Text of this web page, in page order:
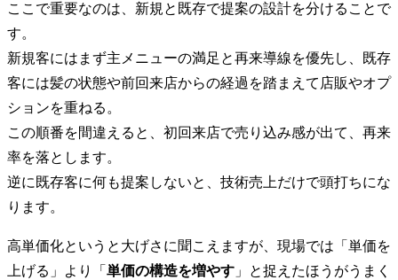
ここで重要なのは、新規と既存で提案の設計を分けることで
す。
新規客にはまず主メニューの満足と再来導線を優先し、既存
客には髪の状態や前回来店からの経過を踏まえて店販やオプ
ションを重ねる。
この順番を間違えると、初回来店で売り込み感が出て、再来
率を落とします。
逆に既存客に何も提案しないと、技術売上だけで頭打ちにな
ります。
高単価化というと大げさに聞こえますが、現場では「単価を
上げる」より「 単価の構造を増やす 」と捉えたほうがうまく